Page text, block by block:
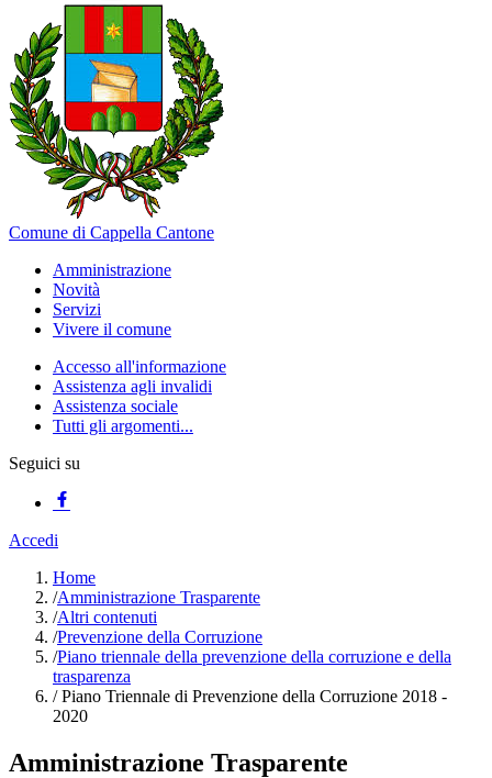
Comune di Cappella Cantone
Amministrazione
Novità
Servizi
Vivere il comune
Accesso all'informazione
Assistenza agli invalidi
Assistenza sociale
Tutti gli argomenti...
Seguici su
Accedi
Home
/Amministrazione Trasparente
/Altri contenuti
/Prevenzione della Corruzione
/Piano triennale della prevenzione della corruzione e della
trasparenza
/Piano Triennale di Prevenzione della Corruzione 2018 -
2020
Amministrazione Trasparente